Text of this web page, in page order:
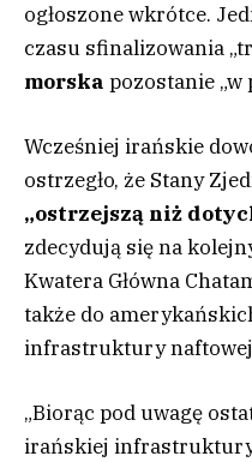
ogłoszone wkrótce.
czasu sfinalizowania
morska pozostanie „w
Wcześniej irańskie
ostrzegło, że Stany
„ostrzejszą niż
zdecydują się na
Kwatera Główna
także do
infrastruktury
„Biorąc pod uwagę
irańskiej